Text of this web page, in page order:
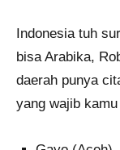
Indonesia tuh
bisa Arabika,
daerah punya
yang wajib